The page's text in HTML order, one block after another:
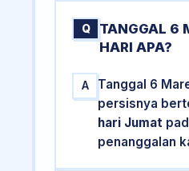
Q
TANGGAL 6
HARI APA?
A
Tanggal 6
persisnya
hari Jumat
penanggalan